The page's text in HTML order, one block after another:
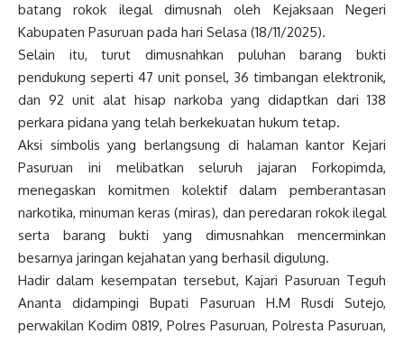
batang rokok ilegal dimusnah oleh Kejaksaan Negeri
Kabupaten Pasuruan pada hari Selasa (18/11/2025).
Selain itu, turut dimusnahkan puluhan barang bukti
pendukung seperti 47 unit ponsel, 36 timbangan elektronik,
dan 92 unit alat hisap narkoba yang didaptkan dari 138
perkara pidana yang telah berkekuatan hukum tetap.
Aksi simbolis yang berlangsung di halaman kantor Kejari
Pasuruan ini melibatkan seluruh jajaran Forkopimda,
menegaskan komitmen kolektif dalam pemberantasan
narkotika, minuman keras (miras), dan peredaran rokok ilegal
serta barang bukti yang dimusnahkan mencerminkan
besarnya jaringan kejahatan yang berhasil digulung.
Hadir dalam kesempatan tersebut, Kajari Pasuruan Teguh
Ananta didampingi Bupati Pasuruan H.M Rusdi Sutejo,
perwakilan Kodim 0819, Polres Pasuruan, Polresta Pasuruan,